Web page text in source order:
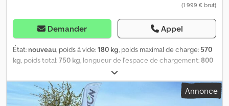
(1 999 € brut)
Demander Appel
État: nouveau, poids à vide:180 kg, poids maximal de charge: 570
kg , poids total:750 kg , longueur de l'espace de chargement:800
, largeur de l’espace de chargement:
autre, hauteur de construction:1 460 mm, largeur de travail:2 250
, Fabricant : Debon Type : Roadster Camp V3 Remorque à
timon latéral Poids total autorisé : 750 kg Charge utile : 570 kg
Annonce